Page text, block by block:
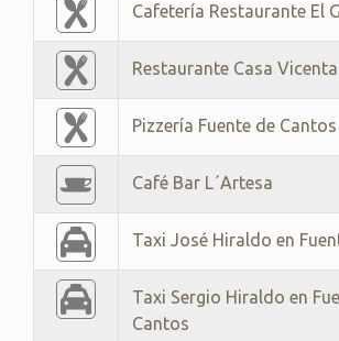
Cafetería Restaurante El
Restaurante Casa Vicenta
Pizzería Fuente de Cantos
Café Bar L´Artesa
Taxi José Hiraldo en
Taxi Sergio Hiraldo en
Cantos